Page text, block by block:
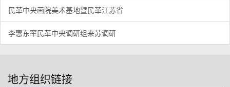
民革中央画院美术基地暨民革江苏省
李惠东率民革中央调研组来苏调研
地方组织链接